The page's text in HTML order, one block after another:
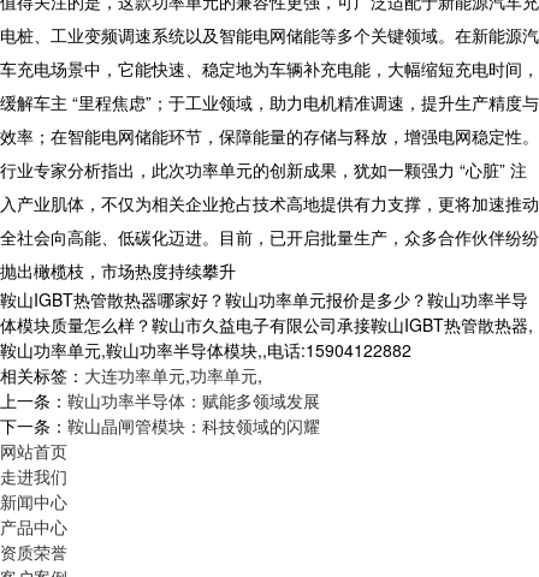
电桩、工业变频调速系统以及智能电网储能等多个关键领域。在新能源汽
车充电场景中，它能快速、稳定地为车辆补充电能，大幅缩短充电时间，
缓解车主 “里程焦虑”；于工业领域，助力电机精准调速，提升生产精度与
效率；在智能电网储能环节，保障能量的存储与释放，增强电网稳定性。
行业专家分析指出，此次功率单元的创新成果，犹如一颗强力 “心脏” 注
入产业肌体，不仅为相关企业抢占技术高地提供有力支撑，更将加速推动
全社会向高能、低碳化迈进。目前，已开启批量生产，众多合作伙伴纷纷
抛出橄榄枝，市场热度持续攀升
鞍山IGBT热管散热器哪家好？鞍山功率单元报价是多少？鞍山功率半导
体模块质量怎么样？鞍山市久益电子有限公司承接鞍山IGBT热管散热器,
鞍山功率单元,鞍山功率半导体模块,,电话:15904122882
相关标签： 大连功率单元,功率单元,
上一条： 鞍山功率半导体：赋能多领域发展
下一条： 鞍山晶闸管模块：科技领域的闪耀
网站首页
走进我们
新闻中心
产品中心
资质荣誉